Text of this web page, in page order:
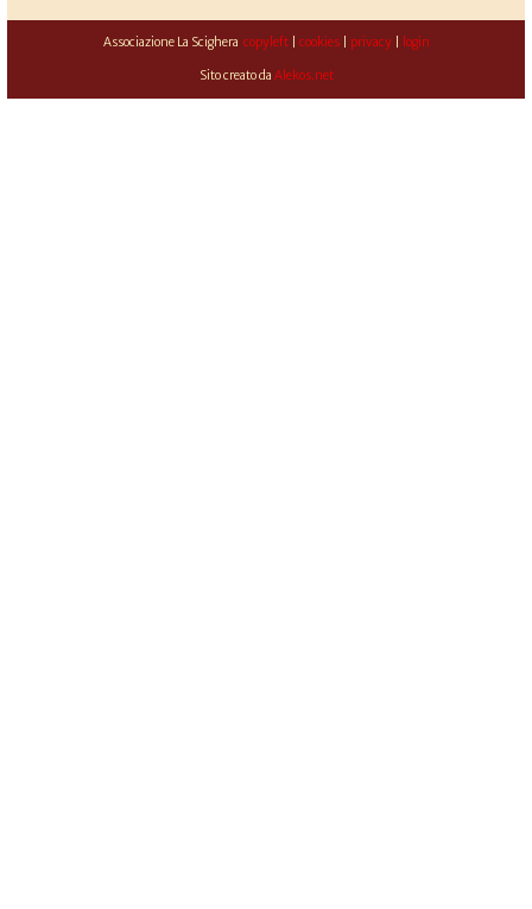
Associazione La Scighera copyleft| cookies| privacy| login
Sito creato da Alekos.net